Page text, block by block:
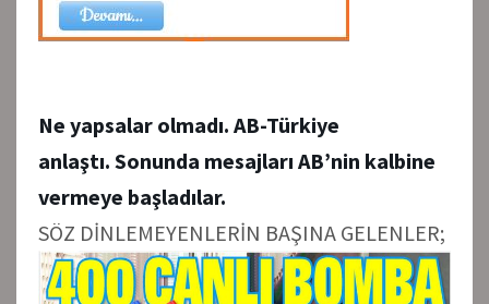
Ne yapsalar olmadı. AB-Türkiye
anlaştı. Sonunda mesajları AB’nin kalbine
vermeye başladılar.
SÖZ DİNLEMEYENLERİN BAŞINA GELENLER;